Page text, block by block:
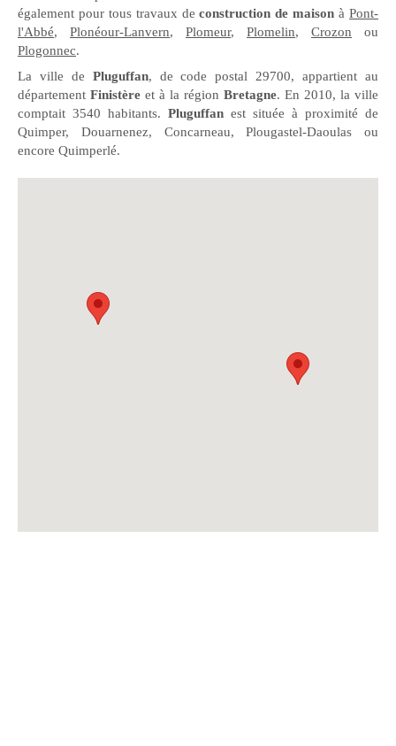
également pour tous travaux deconstruction de maison àPont-
l'Abbé, Plonéour-Lanvern, Plomeur, Plomelin, Crozon ou
Plogonnec.
La ville de Pluguffan, de code postal 29700, appartient au
département Finistère et à la région Bretagne. En 2010, la ville
comptait 3540 habitants. Pluguffan est située à proximité de
Quimper, Douarnenez, Concarneau, Plougastel-Daoulas ou
encore Quimperlé.